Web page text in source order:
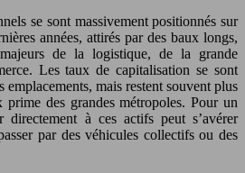
se sont massivement positionnés sur
années, attirés par des baux longs,
de la logistique, de la grande
Les taux de capitalisation se sont
emplacements, mais restent souvent plus
prime des grandes métropoles. Pour un
directement à ces actifs peut s’avérer
par des véhicules collectifs ou des